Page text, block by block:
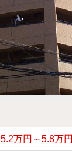
5.2万円～5.8万円